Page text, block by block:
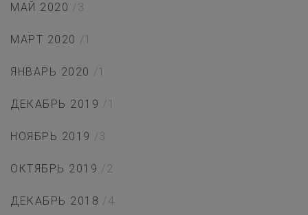
МАЙ 2020 /3
МАРТ 2020 /1
ЯНВАРЬ 2020 /1
ДЕКАБРЬ 2019 /1
НОЯБРЬ 2019 /3
ОКТЯБРЬ 2019 /2
ДЕКАБРЬ 2018 /4